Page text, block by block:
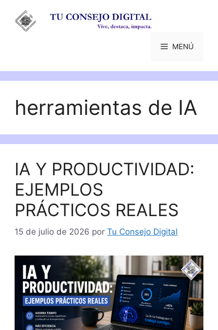
contenido
MENÚ
herramientas de IA
IA Y PRODUCTIVIDAD:
EJEMPLOS
PRÁCTICOS REALES
15 de julio de 2026 por Tu Consejo Digital